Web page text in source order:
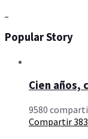
Popular Story
Cien años,
9580
Compartir